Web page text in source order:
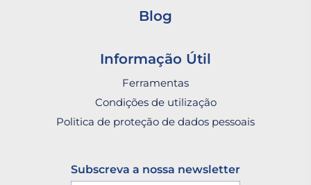
Blog
Informação Útil
Ferramentas
Condições de utilização
Politica de proteção de dados pessoais
Subscreva a nossa newsletter